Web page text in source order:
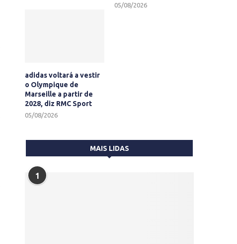
05/08/2026
adidas voltará a vestir
o Olympique de
Marseille a partir de
2028, diz RMC Sport
05/08/2026
MAIS LIDAS
1